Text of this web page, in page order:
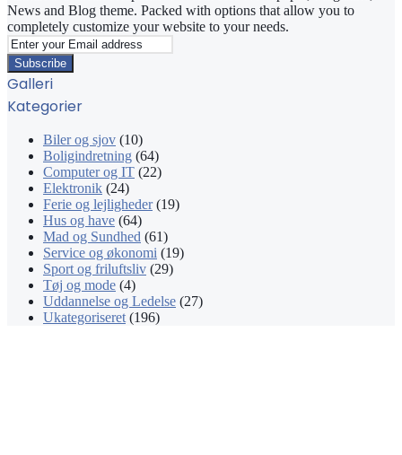
News and Blog theme. Packed with options that allow you to
completely customize your website to your needs.
Enter
your
Email
address
Galleri
Kategorier
Biler og sjov (10)
Boligindretning (64)
Computer og IT (22)
Elektronik (24)
Ferie og lejligheder(19)
Hus og have (64)
Mad og Sundhed (61)
Service og økonomi (19)
Sport og friluftsliv (29)
Tøj og mode (4)
Uddannelse og Ledelse (27)
Ukategoriseret (196)